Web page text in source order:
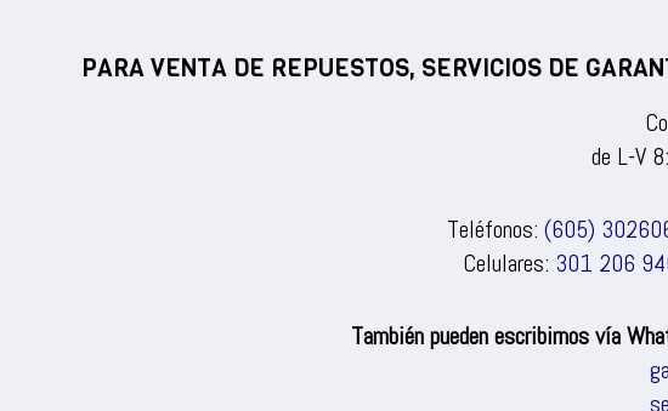
PARA VENTA DE REPUESTOS, SERVICIOS DE
de L-V
Teléfonos: (605)
Celulares: 301 206
También pueden escribirnos vía